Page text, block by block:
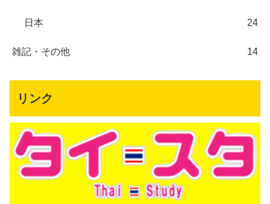
日本 24
雑記・その他 14
リンク